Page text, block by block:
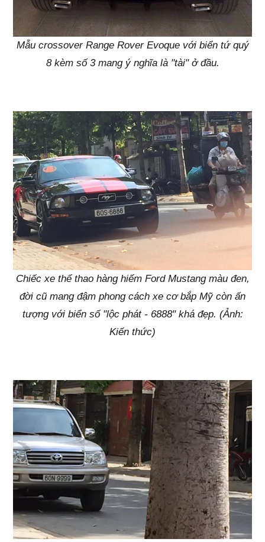
Mẫu crossover Range Rover Evoque với biển tứ quý
8 kèm số 3 mang ý nghĩa là "tài" ở đầu.
Chiếc xe thể thao hàng hiếm Ford Mustang màu đen,
đời cũ mang đậm phong cách xe cơ bắp Mỹ còn ấn
tượng với biển số "lộc phát - 6888" khá đẹp. (Ảnh:
Kiến thức)